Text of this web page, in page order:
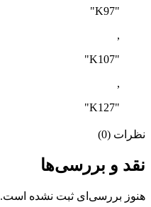
"K97"
,
"K107"
,
"K127"
نظرات (0)
نقد و بررسی‌ها
هنوز بررسی‌ای ثبت نشده است.